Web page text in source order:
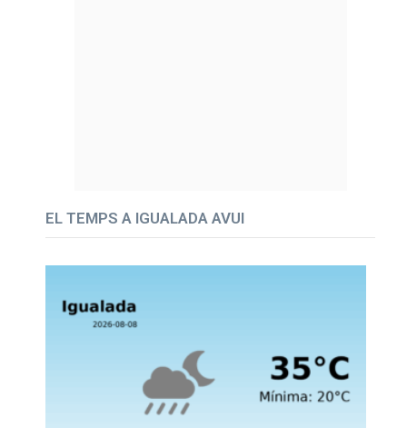
EL TEMPS A IGUALADA AVUI